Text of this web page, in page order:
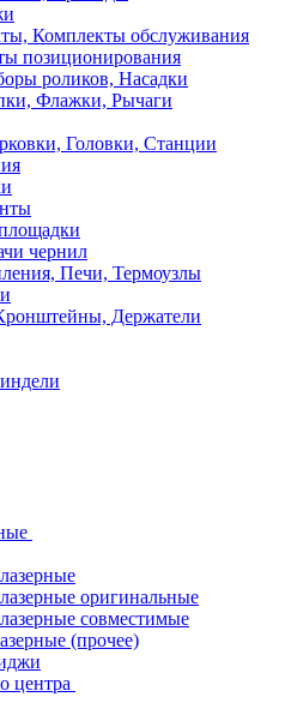
Комплекты обслуживания
позиционирования
роликов, Насадки
Флажки, Рычаги
Головки, Станции
чернил
Печи, Термоузлы
Держатели
оригинальные
совместимые
(прочее)
центра